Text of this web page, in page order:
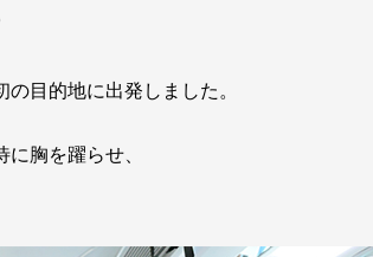
目的地に出発しました。
胸を躍らせ、